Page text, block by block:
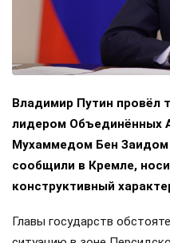
Владимир Путин провёл
лидером Объединённых
Мухаммедом Бен Заидом
сообщили в Кремле,
конструктивный
Главы государств